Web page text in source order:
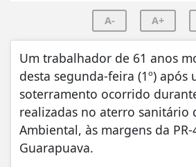
A- A+
Um trabalhador de 61 anos
desta segunda-feira (1º) após
soterramento ocorrido
realizadas no aterro sanitário
Ambiental, às margens da PR-
Guarapuava.